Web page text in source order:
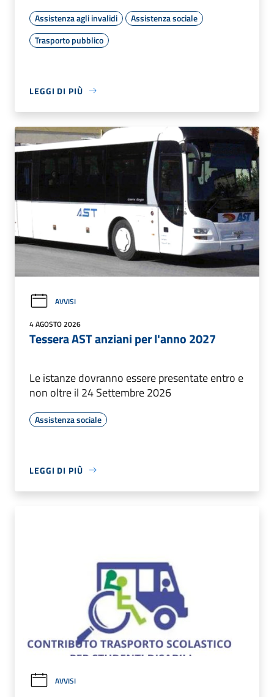
Assistenza agli invalidi
Assistenza sociale
Trasporto pubblico
LEGGI DI PIÙ
AVVISI
4 AGOSTO 2026
Tessera AST anziani per l'anno 2027
Le istanze dovranno essere presentate entro e
non oltre il 24 Settembre 2026
Assistenza sociale
LEGGI DI PIÙ
AVVISI